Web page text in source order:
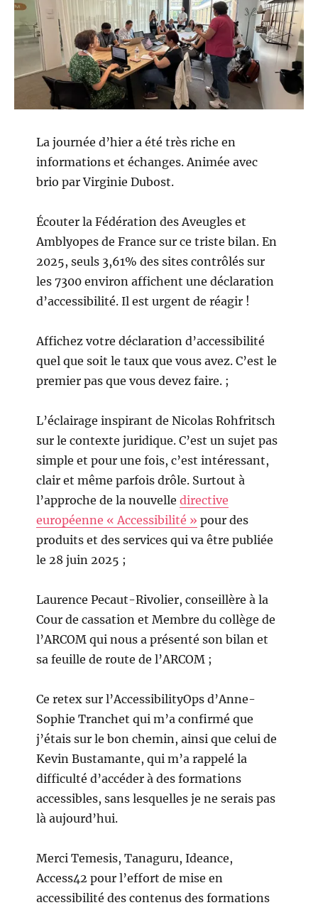
La journée d’hier a été très riche en
informations et échanges. Animée avec
brio par Virginie Dubost.
Écouter la Fédération des Aveugles et
Amblyopes de France sur ce triste bilan. En
2025, seuls 3,61% des sites contrôlés sur
les 7300 environ affichent une déclaration
d’accessibilité. Il est urgent de réagir !
Affichez votre déclaration d’accessibilité
quel que soit le taux que vous avez. C’est le
premier pas que vous devez faire. ;
L’éclairage inspirant de Nicolas Rohfritsch
sur le contexte juridique. C’est un sujet pas
simple et pour une fois, c’est intéressant,
clair et même parfois drôle. Surtout à
l’approche de la nouvelledirective
européenne « Accessibilité » pour des
produits et des services qui va être publiée
le 28 juin 2025 ;
Laurence Pecaut-Rivolier, conseillère à la
Cour de cassation et Membre du collège de
l’ARCOM qui nous a présenté son bilan et
sa feuille de route de l’ARCOM ;
Ce retex sur l’AccessibilityOps d’Anne-
Sophie Tranchet qui m’a confirmé que
j’étais sur le bon chemin, ainsi que celui de
Kevin Bustamante, qui m’a rappelé la
difficulté d’accéder à des formations
accessibles, sans lesquelles je ne serais pas
là aujourd’hui.
Merci Temesis, Tanaguru, Ideance,
Access42 pour l’effort de mise en
accessibilité des contenus des formations